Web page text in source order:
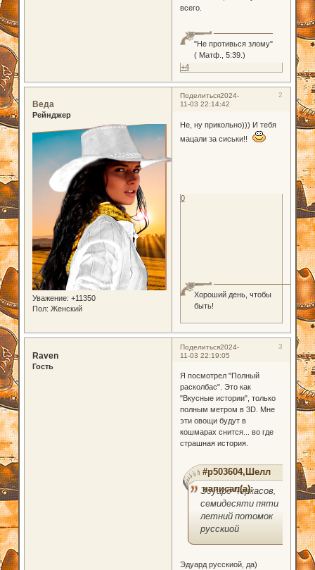
всего.
"Не противься злому"
( Матф., 5:39.)
+4
Поделиться 2
2024-
11-03 22:14:42
Веда
Рейнджер
Уважение: +11350
Пол: Женский
Не, ну прикольно))) И тебя
мацали за сиськи!!
Хороший день, чтобы
быть!
0
Поделиться 3
2024-
11-03 22:19:05
Raven
Гость
Я посмотрел "Полный
расколбас". Это как
"Вкусные истории", только
полным метром в 3D. Мне
эти овощи будут в
кошмарах снится... во где
страшная история.
#p503604,Шелл
написал(а):
Эдуард Черкасов,
семидесяти пяти
летний потомок
русскиой
Эдуард русскиой, да)